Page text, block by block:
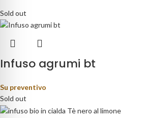
Sold out
Infuso agrumi bt
Su preventivo
Sold out